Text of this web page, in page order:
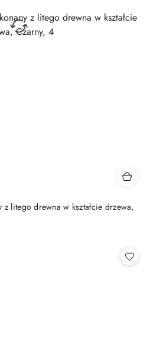
litego drewna w kształcie drzewa,